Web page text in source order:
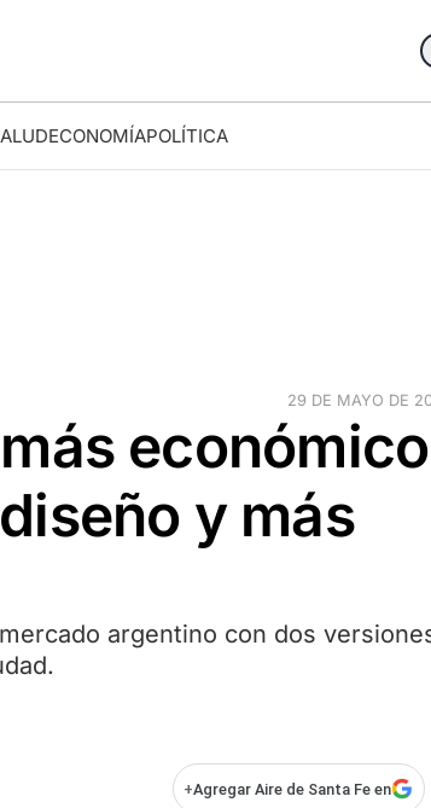
ECONOMÍAPOLÍTICA
29 DE MAYO DE
y más
argentino con dos
+Agregar Aire de Santa Fe en